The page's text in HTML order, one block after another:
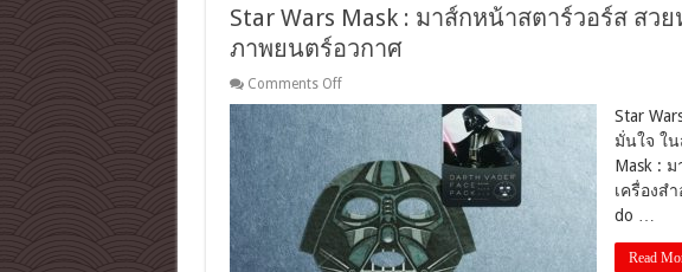
ลิ๊ก
!
Star Wars Mask : มาส์กหน้าสตาร์วอร์ส สว
ภาพยนตร์อวกาศ
Comments Offon
Wars
Mask
มาส์
ก
หน้า
ส
ตาร์
Star
มั่นใจ ใ
Mask :
เครื่องส
do …
Read